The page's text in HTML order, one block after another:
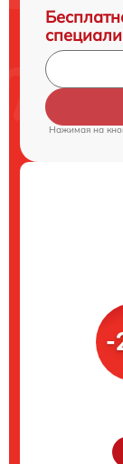
Нажимая на
-